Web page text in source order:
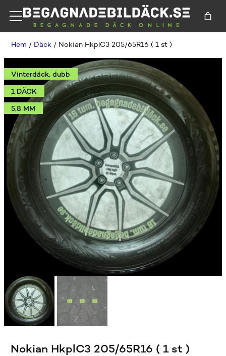
Hem / Däck / Nokian HkplC3 205/65R16 ( 1 st )
Vinterdäck, dubb
1 DÄCK
5,8 MM
Nokian HkplC3 205/65R16 ( 1 st )